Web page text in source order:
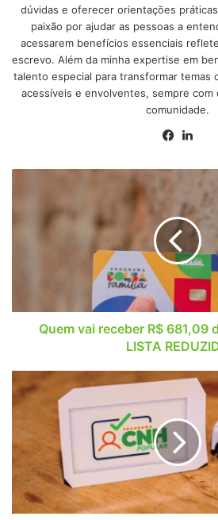
dúvidas e oferecer orientações
paixão por ajudar as pessoas a
acessarem benefícios essenciais
escrevo. Além da minha expertise em
talento especial para transformar temas
acessíveis e envolventes, sempre
comunidade.
receber
LISTA
REDUZIDAQuem vai receber R$ 681,09
LISTA
na
possibilidade
REAL
para
brasileiros
que